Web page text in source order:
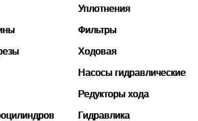
Уплотнения
Фильтры
Ходовая
Насосы гидравлические
Редукторы хода
Гидравлика